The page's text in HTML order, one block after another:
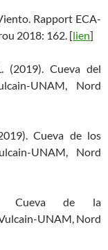
Rapport ECA-
2018: 162. [lien]
(2019). Cueva del
UNAM, Nord
Cueva de los
UNAM, Nord
Cueva de la
UNAM, Nord